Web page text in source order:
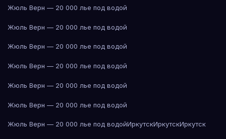
Жюль Верн — 20 000 лье под водой
Жюль Верн — 20 000 лье под водой
Жюль Верн — 20 000 лье под водой
Жюль Верн — 20 000 лье под водой
Жюль Верн — 20 000 лье под водой
Жюль Верн — 20 000 лье под водой
Жюль Верн — 20 000 лье под водойИркутскИркутскИркутск